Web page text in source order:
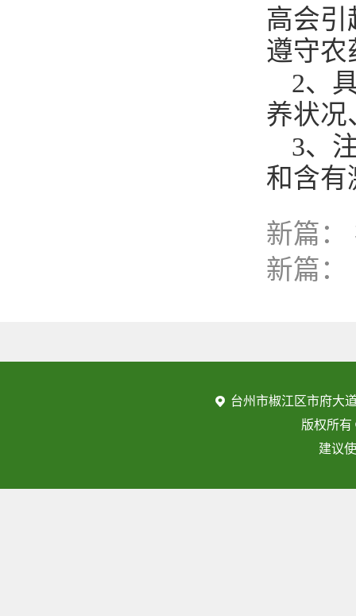
高会引
遵守农
2、
养状况
3、
和含有
新篇：
新篇：
台州市椒江区市府大
版权所
建议